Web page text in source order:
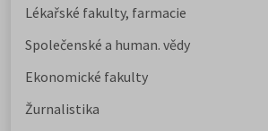
Lékařské fakulty, farmacie
Společenské a human. vědy
Ekonomické fakulty
Žurnalistika